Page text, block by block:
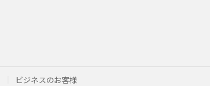
ビジネスのお客様